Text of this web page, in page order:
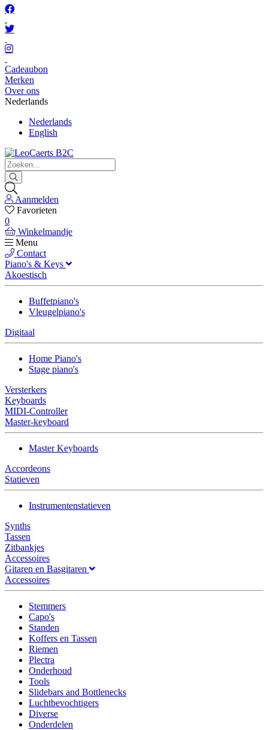
Cadeaubon
Merken
Over ons
Nederlands
Nederlands
English
Aanmelden
Favorieten
0
Winkelmandje
Menu
Contact
Piano's & Keys
Akoestisch
Buffetpiano's
Vleugelpiano's
Digitaal
Home Piano's
Stage piano's
Versterkers
Keyboards
MIDI-Controller
Master-keyboard
Master Keyboards
Accordeons
Statieven
Instrumentenstatieven
Synths
Tassen
Zitbankjes
Accessoires
Gitaren en Basgitaren
Accessoires
Stemmers
Capo's
Standen
Koffers en Tassen
Riemen
Plectra
Onderhoud
Tools
Slidebars and Bottlenecks
Luchtbevochtigers
Diverse
Onderdelen